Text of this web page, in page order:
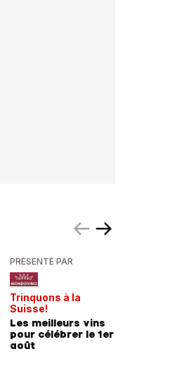
PRÉSENTÉ PAR
Trinquons à la
Suisse!
Les meilleurs vins
pour célébrer le 1er
août